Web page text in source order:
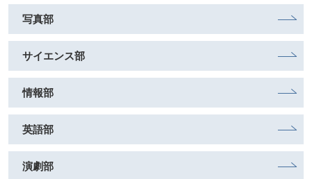
写真部
サイエンス部
情報部
英語部
演劇部